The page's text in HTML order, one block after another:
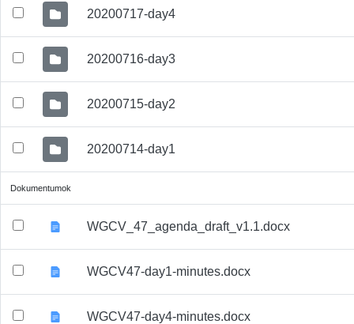
20200717-day4
20200716-day3
20200715-day2
20200714-day1
Dokumentumok
WGCV_47_agenda_draft_v1.1.docx
WGCV47-day1-minutes.docx
WGCV47-day4-minutes.docx